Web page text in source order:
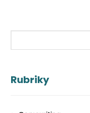
Rubriky